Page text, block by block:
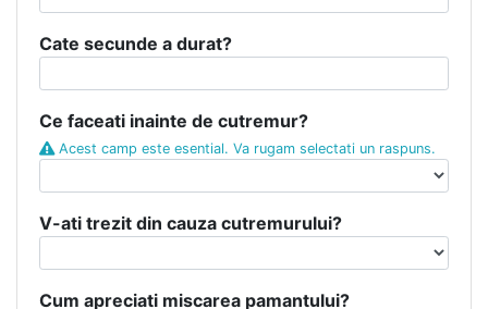
Cate secunde a durat?
Ce faceati inainte de cutremur?
Acest camp este esential. Va rugam selectati un raspuns.
V-ati trezit din cauza cutremurului?
Cum apreciati miscarea pamantului?